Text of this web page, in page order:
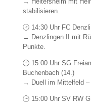
stabilisieren.
🕝 14:30 Uhr FC
→ Denzlingen II mit
Punkte.
🕒 15:00 Uhr SG
Buchenbach (14.)
→ Duell im Mittelfeld –
🕒 15:00 Uhr SV RW